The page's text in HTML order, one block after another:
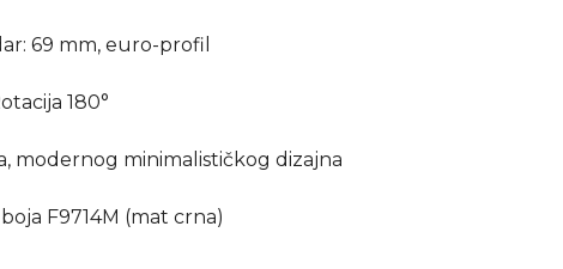
69 mm, euro-profil
180°
modernog minimalističkog dizajna
F9714M (mat crna)